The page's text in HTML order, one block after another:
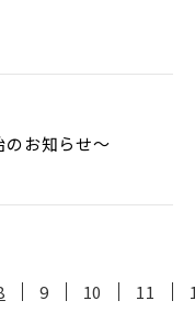
のお知らせ～
9 10 11